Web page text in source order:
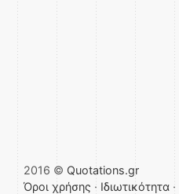
2016 © Quotations.gr
Όροι χρήσης · Ιδιωτικότητα ·